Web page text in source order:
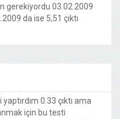
gerekiyordu 03.02.2009
da ise 5,51 çıktı
0.33 çıktı ama
için bu testi